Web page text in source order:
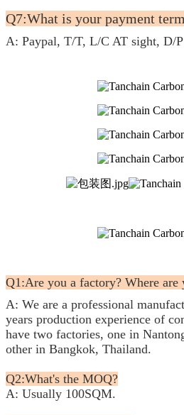
Q7:What is your payment
A: Paypal, T/T, L/C AT sight, D/
Q1:Are you a factory? Where are
A: We are a professional
years production experience of
have two factories, one in
other in Bangkok, Thailand.
Q2:What's the MOQ?
A: Usually 100SQM.